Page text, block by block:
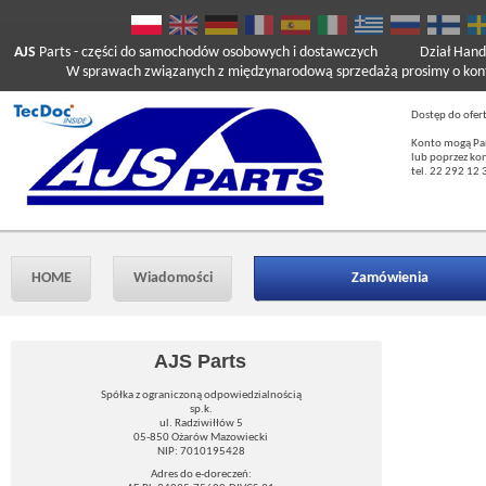
AJS Parts - części do samochodów osobowych i dostawczych
W sprawach związanych z międzynarodową sprzedażą prosimy o
Dział
Dostęp do
Konto mogą
lub poprzez
tel. 22 292 12
HOME Wiadomości Zamówienia
AJS Parts
Spółka z ograniczoną odpowiedzialnością
sp.k.
ul. Radziwiłłów 5
05-850 Ożarów Mazowiecki
NIP: 7010195428
Adres do e-doreczeń: